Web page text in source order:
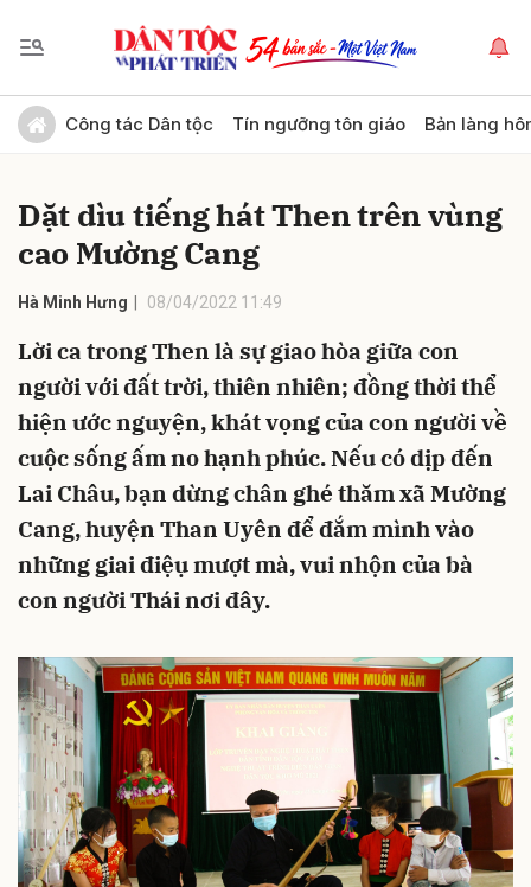
Công tác Dân tộc Tín ngưỡng tôn giáo Bản làng
Dặt dìu tiếng hát Then trên vùng
cao Mường Cang
Hà Minh Hưng 08/04/2022 11:49
Lời ca trong Then là sự giao hòa giữa con
người với đất trời, thiên nhiên; đồng thời thể
hiện ước nguyện, khát vọng của con người về
cuộc sống ấm no hạnh phúc. Nếu có dịp đến
Lai Châu, bạn dừng chân ghé thăm xã Mường
Cang, huyện Than Uyên để đắm mình vào
những giai điệụ mượt mà, vui nhộn của bà
con người Thái nơi đây.
Gửi bình luận
Hủy